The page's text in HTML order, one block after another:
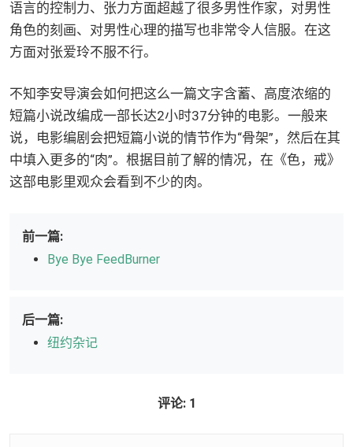
语言的控制力、张力方面超越了很多男性作家，对男性
角色的刻画、对男性心理的描写也非常令人信服。在这
方面对张爱玲不服不行。
不知李安导演会如何把这么一篇文字含蓄、高度浓缩的
短篇小说改编成一部长达2小时37分钟的电影。一般来
说，电影编剧会把短篇小说的情节作为“骨架”，然后在其
中填入更多的“肉”。根据目前了解的情况，在《色，戒》
这部电影里观众会看到不少的肉。
前一篇:
Bye Bye FeedBurner
后一篇:
纽约杂记
评论: 1